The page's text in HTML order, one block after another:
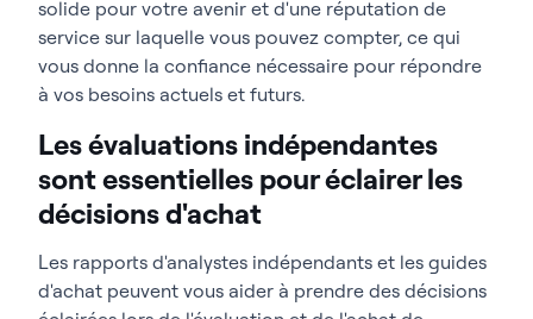
solide pour votre avenir et d'une réputation de
service sur laquelle vous pouvez compter, ce qui
vous donne la confiance nécessaire pour répondre
à vos besoins actuels et futurs.
Les évaluations indépendantes
sont essentielles pour éclairer les
décisions d'achat
Les rapports d'analystes indépendants et les guides
d'achat peuvent vous aider à prendre des décisions